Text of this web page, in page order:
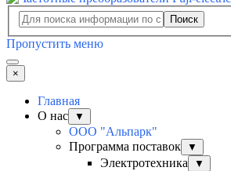
Поиск
Пропустить меню
×
Главная
О нас
▼
ООО "Альпарк"
Программа поставок
▼
Электротехника ▼